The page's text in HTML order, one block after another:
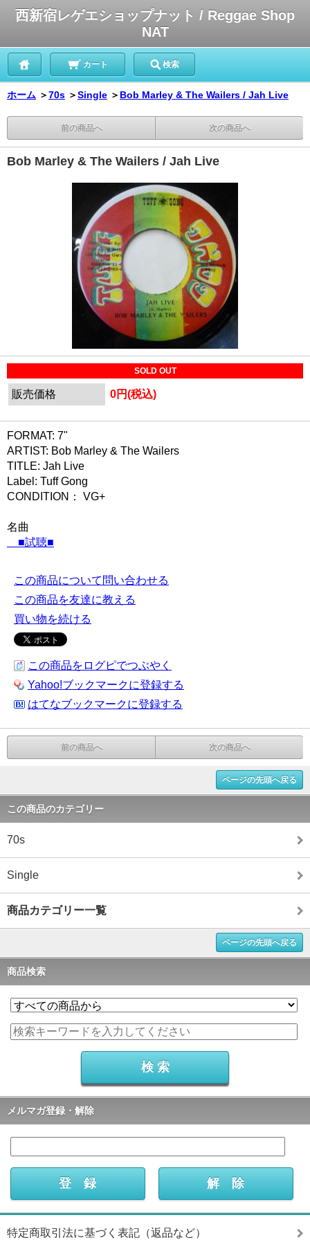
西新宿レゲエショップナット / Reggae Shop
NAT
カート 検索
ホーム ＞70s ＞Single ＞ Bob Marley & The Wailers / Jah Live
前の商品へ 次の商品へ
Bob Marley & The Wailers / Jah Live
SOLD OUT
販売価格 0円(税込)
FORMAT: 7"
ARTIST: Bob Marley & The Wailers
TITLE: Jah Live
Label: Tuff Gong
CONDITION： VG+
名曲
■試聴■
この商品について問い合わせる
この商品を友達に教える
買い物を続ける
この商品をログピでつぶやく
Yahoo!ブックマークに登録する
はてなブックマークに登録する
前の商品へ 次の商品へ
ページの先頭へ戻る
この商品のカテゴリー
70s
Single
商品カテゴリー一覧
ページの先頭へ戻る
商品検索
メルマガ登録・解除
特定商取引法に基づく表記（返品など）